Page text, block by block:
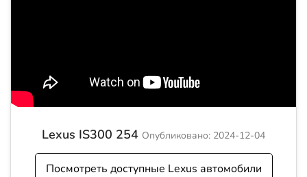
Lexus IS300 254 Опубликовано: 2024-12-04
Посмотреть доступные Lexus автомобили